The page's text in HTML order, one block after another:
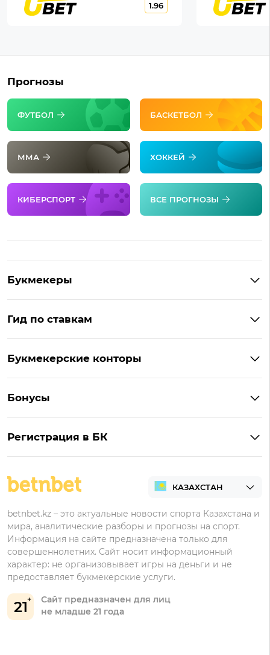
1.96
Прогнозы
ФУТБОЛ БАСКЕТБОЛ
ММА ХОККЕЙ
КИБЕРСПОРТ ВСЕ ПРОГНОЗЫ
Букмекеры
Обзор Париматч
Обзор Винлайн
Обзор Олимпбет
Гид по ставкам
Ubet на Андроид
Тенниси на Андроид
Букмекерские конторы
Букмекеры для ставок на киберспорт
Бонусы
Бонусы за депозит
Кешбэк
Бонусы Ubet
Бонусы Фонбет
Бонусы Винлайн
Бонусы Тенниси
Регистрация в БК
Регистрация в Ubet
Регистрация в Олимпбет
21
Сайт предназначен для лиц
не младше 21 года
betnbet.kz – это актуальные новости спорта Казахстана и
мира, аналитические разборы и прогнозы на спорт.
Информация на сайте предназначена только для
совершеннолетних. Сайт носит информационный
характер: не организовывает игры на деньги и не
предоставляет букмекерские услуги.